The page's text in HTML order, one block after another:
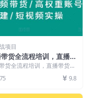
项目
货全流程培训，直播带
频带货/高权重账号措
货全流程培训，直播带货短
播福利 直...
9.8